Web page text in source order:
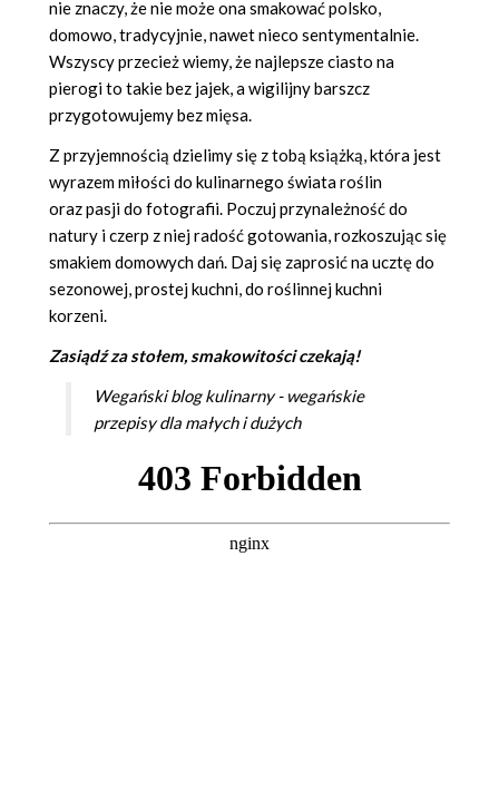
nie znaczy, że nie może ona smakować polsko,
domowo, tradycyjnie, nawet nieco sentymentalnie.
Wszyscy przecież wiemy, że najlepsze ciasto na
pierogi to takie bez jajek, a wigilijny barszcz
przygotowujemy bez mięsa.
Z przyjemnością dzielimy się z tobą książką, która jest
wyrazem miłości do kulinarnego świata roślin
oraz pasji do fotografii. Poczuj przynależność do
natury i czerp z niej radość gotowania, rozkoszując się
smakiem domowych dań. Daj się zaprosić na ucztę do
sezonowej, prostej kuchni, do roślinnej kuchni
korzeni.
Zasiądź za stołem, smakowitości czekają!
Wegański blog kulinarny - wegańskie
przepisy dla małych i dużych